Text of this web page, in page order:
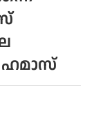
ഹമാസ്